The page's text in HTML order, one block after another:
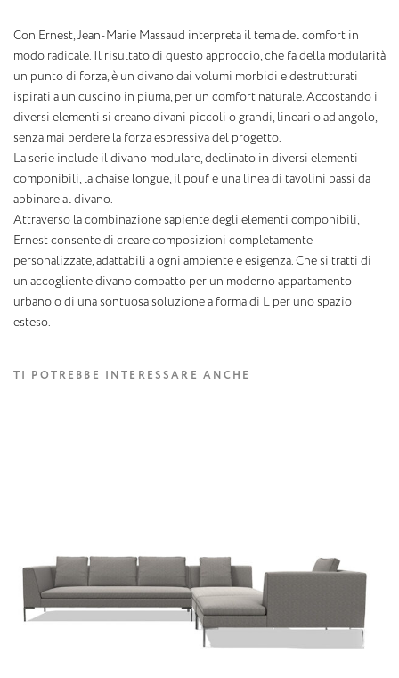
Con Ernest, Jean-Marie Massaud interpreta il tema del comfort in
modo radicale. Il risultato di questo approccio, che fa della modularità
un punto di forza, è un divano dai volumi morbidi e destrutturati
ispirati a un cuscino in piuma, per un comfort naturale. Accostando i
diversi elementi si creano divani piccoli o grandi, lineari o ad angolo,
senza mai perdere la forza espressiva del progetto.
La serie include il divano modulare, declinato in diversi elementi
componibili, la chaise longue, il pouf e una linea di tavolini bassi da
abbinare al divano.
Attraverso la combinazione sapiente degli elementi componibili,
Ernest consente di creare composizioni completamente
personalizzate, adattabili a ogni ambiente e esigenza. Che si tratti di
un accogliente divano compatto per un moderno appartamento
urbano o di una sontuosa soluzione a forma di L per uno spazio
esteso.
TI POTREBBE INTERESSARE ANCHE